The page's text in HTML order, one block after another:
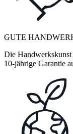
GUTE
Die
10-jährige Garantie